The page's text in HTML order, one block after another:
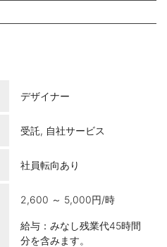
デザイナー
受託, 自社サービス
社員転向あり
2,600 ～ 5,000円/時
給与：みなし残業代45時間
分を含みます。